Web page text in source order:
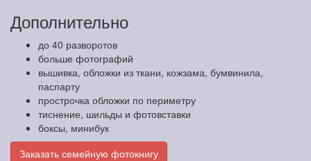
Дополнительно
до 40 разворотов
больше фотографий
вышивка, обложки из ткани, кожзама, бумвинила,
паспарту
прострочка обложки по периметру
тиснение, шильды и фотовставки
боксы, минибук
Заказать семейную фотокнигу